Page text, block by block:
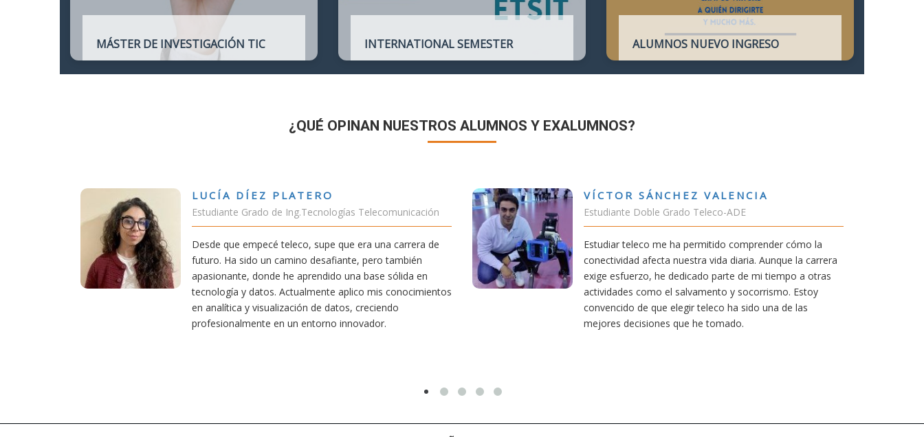
MÁSTER DE INVESTIGACIÓN TIC INTERNATIONAL SEMESTER ALUMNOS NUEVO INGRESO
¿QUÉ OPINAN NUESTROS ALUMNOS Y EXALUMNOS?
PLATERO
de Ing.Tecnologías Telecomunicación
teleco, supe que era una carrera de
un camino desafiante, pero también
donde he aprendido una base sólida en
datos. Actualmente aplico mis conocimientos
VÍCTOR SÁNCHEZ VALENCIA
Estudiante Doble Grado Teleco-ADE
Estudiar teleco me ha permitido comprender cómo la
conectividad afecta nuestra vida diaria. Aunque la carrera
exige esfuerzo, he dedicado parte de mi tiempo a otras
actividades como el salvamento y socorrismo. Estoy
convencido de que elegir teleco ha sido una de las
mejores decisiones que he tomado.
RUBÉN URRACA TORICES
Estudiante Grado de Ing.Tecnologías
En cualquier carrera necesitas una buena
mía siempre ha sido poder trabajar en
carrera de teleco me dará la oportunidad
Aunque al principio parezca duro, uno
mereció la pena por las múltiples
titulación ofrece.